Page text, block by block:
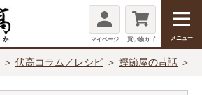
マイページ 買い物カゴ メニュー
＞ 伏高コラム／レシピ ＞ 鰹節屋の昔話 ＞